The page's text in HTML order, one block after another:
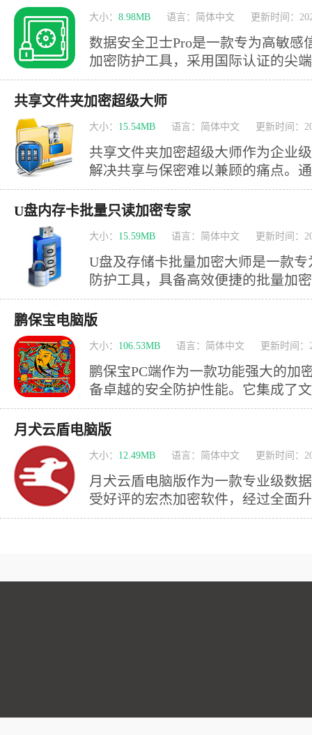
大小： 8.98MB 语言：简体中文 更新时间：
数据安全卫士Pro是一款专为高敏感
加密防护工具，采用国际认证的尖
全流程中的绝对安全与完整。其独
秒级文件 文件夹加密，更具备智能
景数据防护需求。无论是个人用户
共享文件夹加密超级大师
大小： 15.54MB 语言：简体中文 更新时间：
共享文件夹加密超级大师作为企业
解决共享与保密难以兼顾的痛点。
制，能够为每位使用者精准配置差
享必泄密，保密难共享 "的困局，
法复制、严密防范屏幕截取、禁止
通道、管控剪贴板调用等
U盘内存卡批量只读加密专家
大小： 15.59MB 语言：简体中文 更新时间：
U盘及存储卡批量加密大师是一款
防护工具，具备高效便捷的批量加
及SD卡进行快速加密处理。经本软
件将获得多重防护机制，有效防止
用户可自定义设置设备访问次数与
鹏保宝电脑版
大小： 106.53MB 语言：简体中文 更新时间：
鹏保宝PC端作为一款功能强大的加
备卓越的安全防护性能。它集成了
大核心功能，让用户能够在电脑和
件。这款软件不仅能帮助内容创作
文档、视频还是其他数字资料，都
权限，防止未
月犬云盾电脑版
大小： 12.49MB 语言：简体中文 更新时间：
月犬云盾电脑版作为一款专业级数
受好评的宏杰加密软件，经过全面
件集成了磁盘加密、隐藏与禁用、